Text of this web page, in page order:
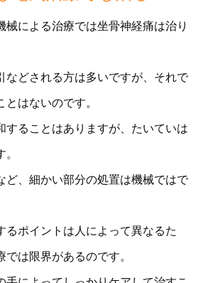
械による治療では坐骨神経痛は治り
などされる方は多いですが、それで
はないのです。
することはありますが、たいていは
ど、細かい部分の処置は機械ではで
るポイントは人によって異なるた
は限界があるのです。